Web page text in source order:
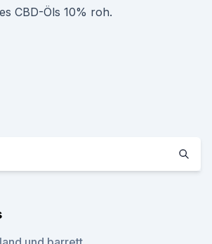
CBD-Öls 10% roh.